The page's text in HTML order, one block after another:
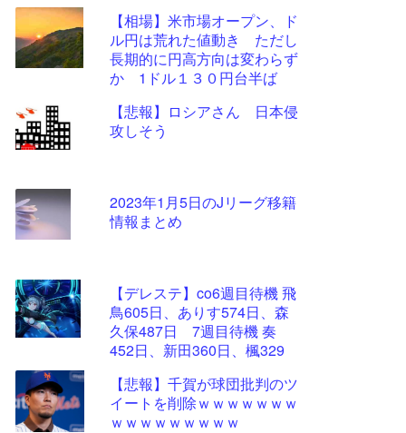
【相場】米市場オープン、ド
ル円は荒れた値動き ただし
長期的に円高方向は変わらず
か 1ドル１３０円台半ば
【悲報】ロシアさん 日本侵
攻しそう
2023年1月5日のJリーグ移籍
情報まとめ
【デレステ】co6週目待機 飛
鳥605日、ありす574日、森
久保487日 7週目待機 奏
452日、新田360日、楓329
【悲報】千賀が球団批判のツ
イートを削除ｗｗｗｗｗｗｗ
ｗｗｗｗｗｗｗｗｗ
ツー
ル